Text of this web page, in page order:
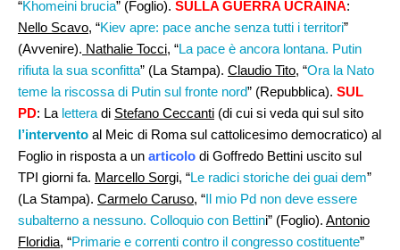
“Khomeini brucia” (Foglio). SULLA GUERRA UCRAINA:
Nello Scavo, “Kiev apre: pace anche senza tutti i territori”
(Avvenire). Nathalie Tocci, “La pace è ancora lontana. Putin
rifiuta la sua sconfitta” (La Stampa). Claudio Tito, “Ora la Nato
teme la riscossa di Putin sul fronte nord” (Repubblica). SUL
PD: La lettera di Stefano Ceccanti (di cui si veda qui sul sito
l’intervento al Meic di Roma sul cattolicesimo democratico) al
Foglio in risposta a un articolo di Goffredo Bettini uscito sul
TPI giorni fa. Marcello Sorgi, “Le radici storiche dei guai dem”
(La Stampa). Carmelo Caruso, “Il mio Pd non deve essere
subalterno a nessuno. Colloquio con Bettini” (Foglio). Antonio
Floridia, “Primarie e correnti contro il congresso costituente”